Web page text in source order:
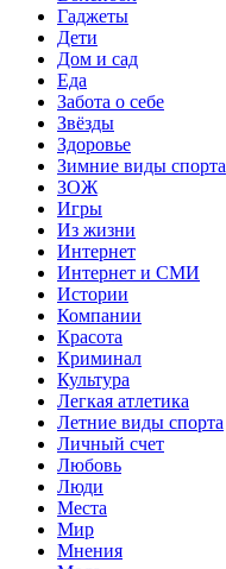
Гаджеты
Дети
Дом и сад
Еда
Забота о себе
Звёзды
Здоровье
Зимние виды спорта
ЗОЖ
Игры
Из жизни
Интернет
Интернет и СМИ
Истории
Компании
Красота
Криминал
Культура
Легкая атлетика
Летние виды спорта
Личный счет
Любовь
Люди
Места
Мир
Мнения